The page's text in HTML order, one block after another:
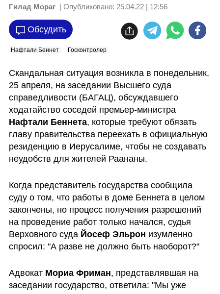
Гилад Мораг | Опубликовано: 25.04.22 | 12:56
Обсудить
Нафтали Беннет Госконтролер
Скандальная ситуация возникла в понедельник,
25 апреля, на заседании Высшего суда
справедливости (БАГАЦ), обсуждавшего
ходатайство соседей премьер-министра
Нафтали Беннета, которые требуют обязать
главу правительства переехать в официальную
резиденцию в Иерусалиме, чтобы не создавать
неудобств для жителей Раананы.
Когда представитель государства сообщила
суду о том, что работы в доме Беннета в целом
закончены, но процесс получения разрешений
на проведение работ только начался, судья
Верховного суда Йосеф Эльрон изумленно
спросил: "А разве не должно быть наоборот?"
Адвокат Мориа Фриман, представлявшая на
заседании государство, ответила: "Мы уже